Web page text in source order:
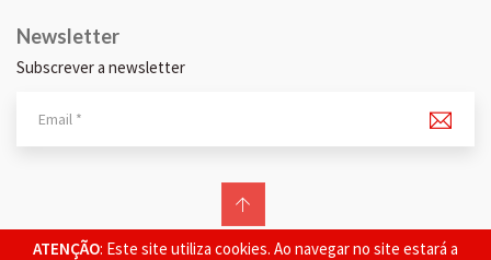
ATENÇÃO: Este site utiliza cookies. Ao navegar no site estará a
Newsletter
Subscrever a newsletter
© 2026 FPAS. Todos os direitos reservados.